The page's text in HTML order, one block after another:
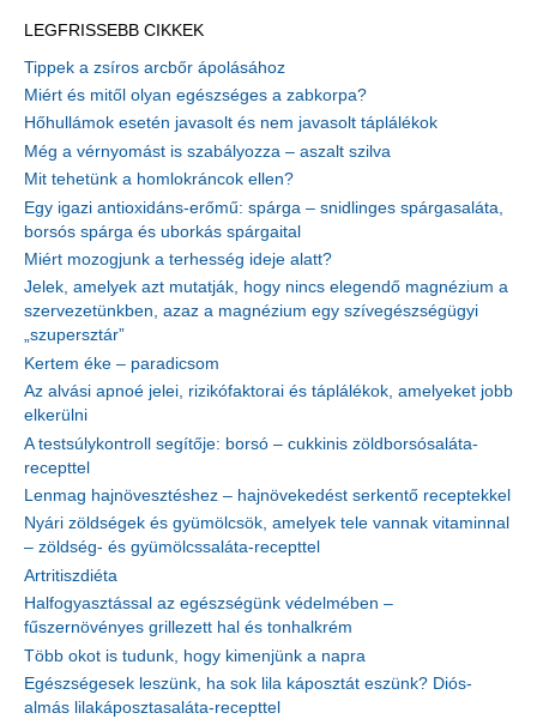
LEGFRISSEBB CIKKEK
Tippek a zsíros arcbőr ápolásához
Miért és mitől olyan egészséges a zabkorpa?
Hőhullámok esetén javasolt és nem javasolt táplálékok
Még a vérnyomást is szabályozza – aszalt szilva
Mit tehetünk a homlokráncok ellen?
Egy igazi antioxidáns-erőmű: spárga – snidlinges spárgasaláta,
borsós spárga és uborkás spárgaital
Miért mozogjunk a terhesség ideje alatt?
Jelek, amelyek azt mutatják, hogy nincs elegendő magnézium a
szervezetünkben, azaz a magnézium egy szívegészségügyi
„szupersztár”
Kertem éke – paradicsom
Az alvási apnoé jelei, rizikófaktorai és táplálékok, amelyeket jobb
elkerülni
A testsúlykontroll segítője: borsó – cukkinis zöldborsósaláta-
recepttel
Lenmag hajnövesztéshez – hajnövekedést serkentő receptekkel
Nyári zöldségek és gyümölcsök, amelyek tele vannak vitaminnal
– zöldség- és gyümölcssaláta-recepttel
Artritiszdiéta
Halfogyasztással az egészségünk védelmében –
fűszernövényes grillezett hal és tonhalkrém
Több okot is tudunk, hogy kimenjünk a napra
Egészségesek leszünk, ha sok lila káposztát eszünk? Diós-
almás lilakáposztasaláta-recepttel